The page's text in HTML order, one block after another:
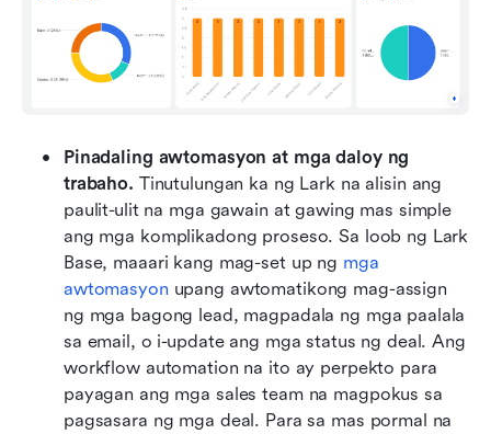
Pinadaling awtomasyon at mga daloy ng
trabaho. Tinutulungan ka ng Lark na alisin ang
paulit-ulit na mga gawain at gawing mas simple
ang mga komplikadong proseso. Sa loob ng Lark
Base, maaari kang mag-set up ng mga
awtomasyon upang awtomatikong mag-assign
ng mga bagong lead, magpadala ng mga paalala
sa email, o i-update ang mga status ng deal. Ang
workflow automation na ito ay perpekto para
payagan ang mga sales team na magpokus sa
pagsasara ng mga deal. Para sa mas pormal na